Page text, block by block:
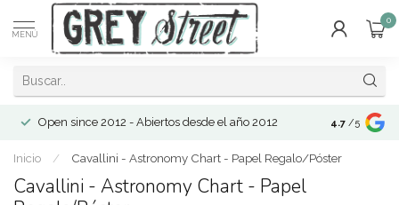
MENÚ
0
Open since 2012 - Abiertos desde el año 2012 4.7 /5
Inicio / Cavallini - Astronomy Chart - Papel Regalo/Póster
Cavallini - Astronomy Chart - Papel